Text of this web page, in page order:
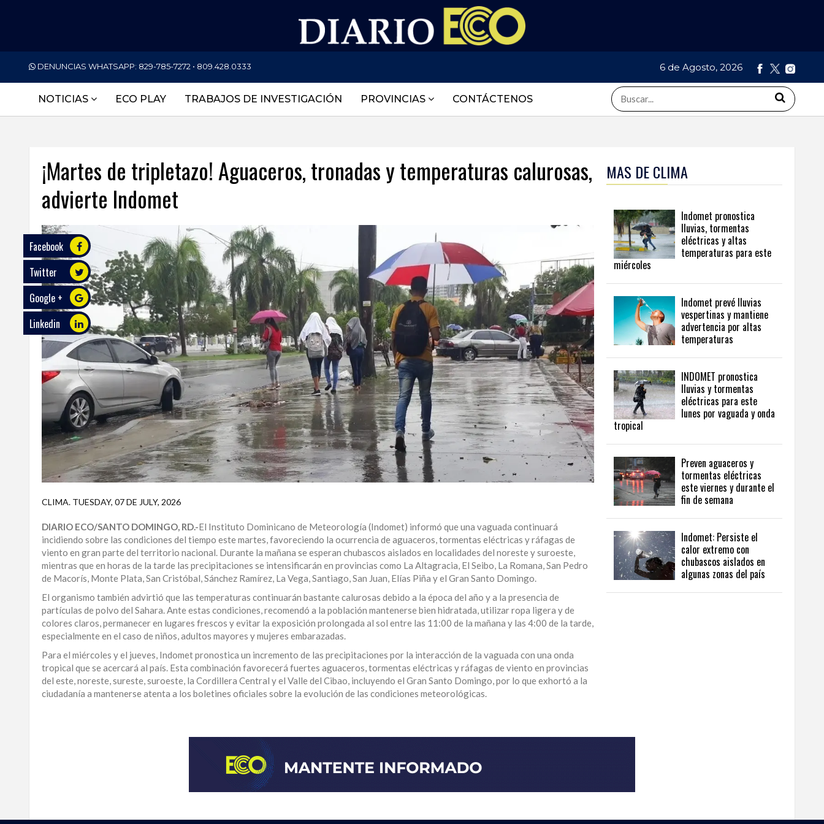
DENUNCIAS WHATSAPP: 829-785-7272 • 809.428.0333 6 de Agosto, 2026
NOTICIAS ECO PLAY TRABAJOS DE INVESTIGACIÓN PROVINCIAS CONTÁCTENOS
NACIONALES
ECONOMÍA
DEPORTES
SALUD
TECNOLOGÍA
ECO
PLAY
TRABAJOS
INVESTIGACIÓN
PROVINCIAS
DISTRITO
NACIONAL
SANTO
DOMINGO
SANTIAGO
JUAN
ALTAGRACIA
PUERTO
PLATA
CONTÁCTENOS
¡Martes de tripletazo! Aguaceros, tronadas y temperaturas calurosas,
advierte Indomet
Facebook
Twitter
Google +
Linkedin
CLIMA. TUESDAY, 07 DE JULY, 2026
DIARIO ECO/SANTO DOMINGO, RD.-El Instituto Dominicano de Meteorología (Indomet) informó que una vaguada continuará
incidiendo sobre las condiciones del tiempo este martes, favoreciendo la ocurrencia de aguaceros, tormentas eléctricas y ráfagas de
viento en gran parte del territorio nacional. Durante la mañana se esperan chubascos aislados en localidades del noreste y suroeste,
mientras que en horas de la tarde las precipitaciones se intensificarán en provincias como La Altagracia, El Seibo, La Romana, San Pedro
de Macorís, Monte Plata, San Cristóbal, Sánchez Ramírez, La Vega, Santiago, San Juan, Elías Piña y el Gran Santo Domingo.
El organismo también advirtió que las temperaturas continuarán bastante calurosas debido a la época del año y a la presencia de
partículas de polvo del Sahara. Ante estas condiciones, recomendó a la población mantenerse bien hidratada, utilizar ropa ligera y de
colores claros, permanecer en lugares frescos y evitar la exposición prolongada al sol entre las 11:00 de la mañana y las 4:00 de la tarde,
especialmente en el caso de niños, adultos mayores y mujeres embarazadas.
Para el miércoles y el jueves, Indomet pronostica un incremento de las precipitaciones por la interacción de la vaguada con una onda
tropical que se acercará al país. Esta combinación favorecerá fuertes aguaceros, tormentas eléctricas y ráfagas de viento en provincias
del este, noreste, sureste, suroeste, la Cordillera Central y el Valle del Cibao, incluyendo el Gran Santo Domingo, por lo que exhortó a la
ciudadanía a mantenerse atenta a los boletines oficiales sobre la evolución de las condiciones meteorológicas.
MAS DE CLIMA
Indomet pronostica
lluvias, tormentas
eléctricas y altas
temperaturas para este
miércoles
Indomet prevé lluvias
vespertinas y mantiene
advertencia por altas
temperaturas
INDOMET pronostica
lluvias y tormentas
eléctricas para este
lunes por vaguada y onda
tropical
Preven aguaceros y
tormentas eléctricas
este viernes y durante el
fin de semana
Indomet: Persiste el
calor extremo con
chubascos aislados en
algunas zonas del país